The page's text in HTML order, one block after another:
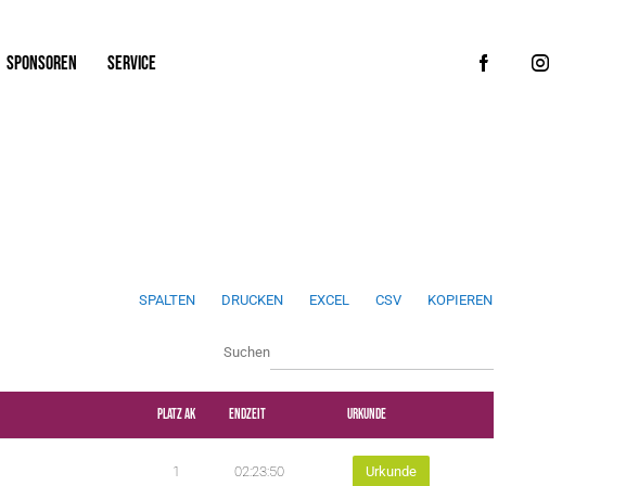
SPONSOREN SERVICE
SPALTEN DRUCKEN EXCEL CSV KOPIEREN
w
d
a
Suchen
Platz AK Endzeit Urkunde
1 02:23:50 Urkunde